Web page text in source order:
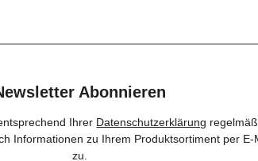
Abonnieren
Ihrer Datenschutzerklärung
Informationen zu Ihrem Produktsortiment per E-
zu.